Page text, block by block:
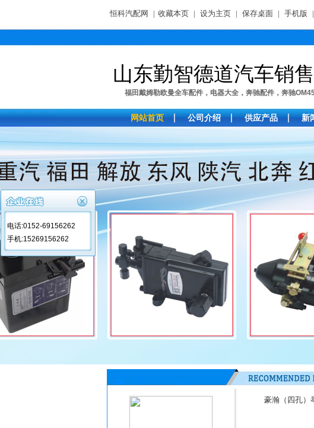
恒科汽配网 | 收藏本页 | 设为主页 | 保存桌面 | 手机版 |
山东勤智德道汽车销
福田戴姆勒欧曼全车配件，电器大全，奔驰配件，奔驰
网站首页 公司介绍 供应产品 新
豪瀚（四孔）
电话:0152-69156262
手机:15269156262